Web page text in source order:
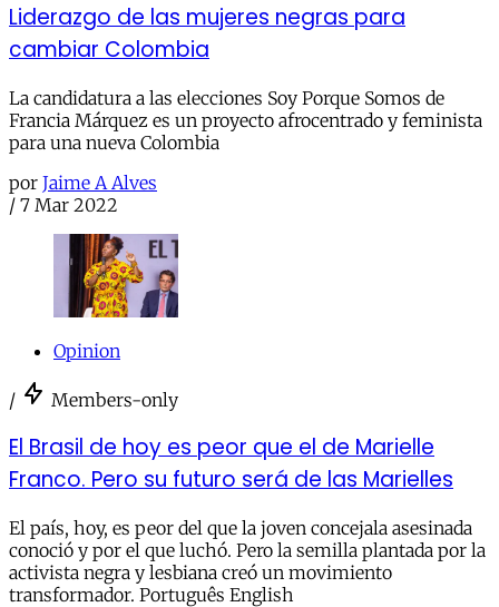
Liderazgo de las mujeres negras para
cambiar Colombia
La candidatura a las elecciones Soy Porque Somos de
Francia Márquez es un proyecto afrocentrado y feminista
para una nueva Colombia
por Jaime A Alves
/ 7 Mar 2022
Opinion
/ Members-only
El Brasil de hoy es peor que el de Marielle
Franco. Pero su futuro será de las Marielles
El país, hoy, es peor del que la joven concejala asesinada
conoció y por el que luchó. Pero la semilla plantada por la
activista negra y lesbiana creó un movimiento
transformador. Português English